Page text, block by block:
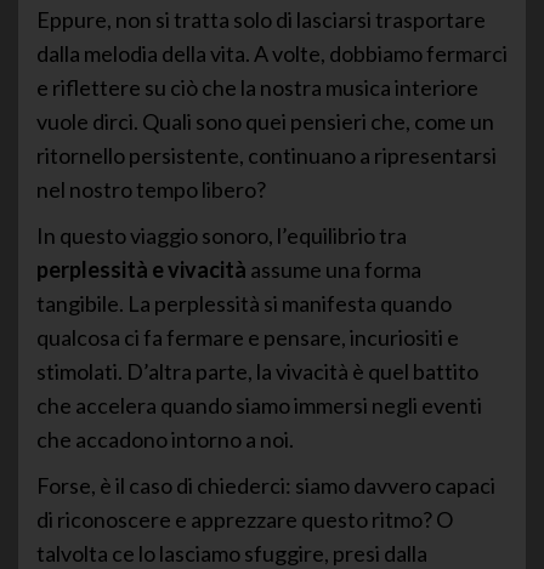
Eppure, non si tratta solo di lasciarsi trasportare
dalla melodia della vita. A volte, dobbiamo fermarci
e riflettere su ciò che la nostra musica interiore
vuole dirci. Quali sono quei pensieri che, come un
ritornello persistente, continuano a ripresentarsi
nel nostro tempo libero?
In questo viaggio sonoro, l’equilibrio tra
perplessità e vivacità assume una forma
tangibile. La perplessità si manifesta quando
qualcosa ci fa fermare e pensare, incuriositi e
stimolati. D’altra parte, la vivacità è quel battito
che accelera quando siamo immersi negli eventi
che accadono intorno a noi.
Forse, è il caso di chiederci: siamo davvero capaci
di riconoscere e apprezzare questo ritmo? O
talvolta ce lo lasciamo sfuggire, presi dalla